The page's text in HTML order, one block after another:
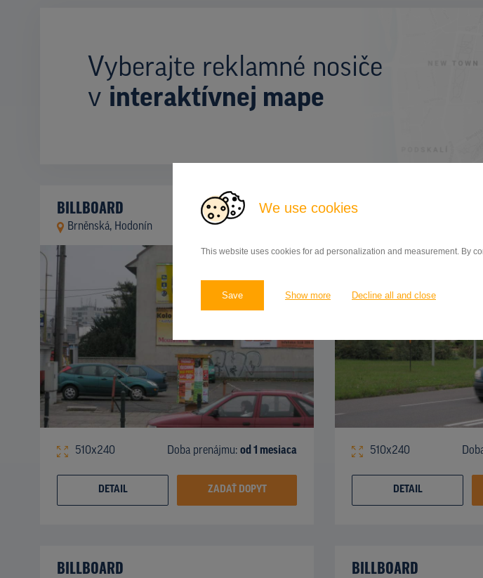
We use cookies
This website uses cookies for ad personalization and measurement. By
Save Show more Decline all and close
Vyberajte reklamné nosiče
v interaktívnej mape
BILLBOARD
Brněnská, Hodonín
510x240 Doba prenájmu: od 1 mesiaca
DETAIL ZADAŤ DOPYT
BILLBOARD
510x240
DETAIL
BILLBOARD BILLBOARD